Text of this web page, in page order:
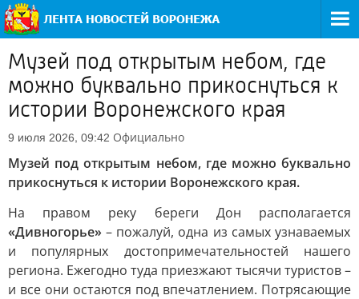
Музей под открытым небом, где
можно буквально прикоснуться к
истории Воронежского края
9 июля 2026, 09:42 Официально
Музей под открытым небом, где можно буквально
прикоснуться к истории Воронежского края.
На правом реку береги Дон располагается
«Дивногорье» – пожалуй, одна из самых узнаваемых
и популярных достопримечательностей нашего
региона. Ежегодно туда приезжают тысячи туристов –
и все они остаются под впечатлением. Потрясающие